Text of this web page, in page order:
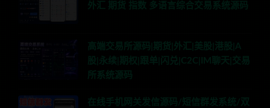
外汇 期货 指数 多语言综合交易系统源码
高端交易所源码|期货|外汇|美股|港股|A
股|永续|期权|跟单|闪兑|C2C|IM聊天|交易
所系统源码
在线手机网关发信源码/短信群发系统/双